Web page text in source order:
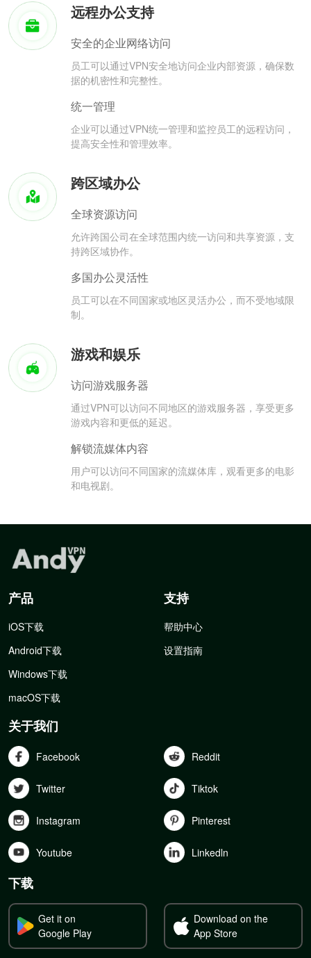
远程办公支持
安全的企业网络访问
员工可以通过VPN安全地访问企业内部资源，确保数
据的机密性和完整性。
统一管理
企业可以通过VPN统一管理和监控员工的远程访问，
提高安全性和管理效率。
跨区域办公
全球资源访问
允许跨国公司在全球范围内统一访问和共享资源，支
持跨区域协作。
多国办公灵活性
员工可以在不同国家或地区灵活办公，而不受地域限
制。
游戏和娱乐
访问游戏服务器
通过VPN可以访问不同地区的游戏服务器，享受更多
游戏内容和更低的延迟。
解锁流媒体内容
用户可以访问不同国家的流媒体库，观看更多的电影
和电视剧。
产品
iOS下载
Android下载
Windows下载
macOS下载
支持
帮助中心
设置指南
关于我们
Facebook Reddit
Twitter Tiktok
Instagram Pinterest
Youtube Linkedln
下载
Get it on
Google Play
Download on the
App Store